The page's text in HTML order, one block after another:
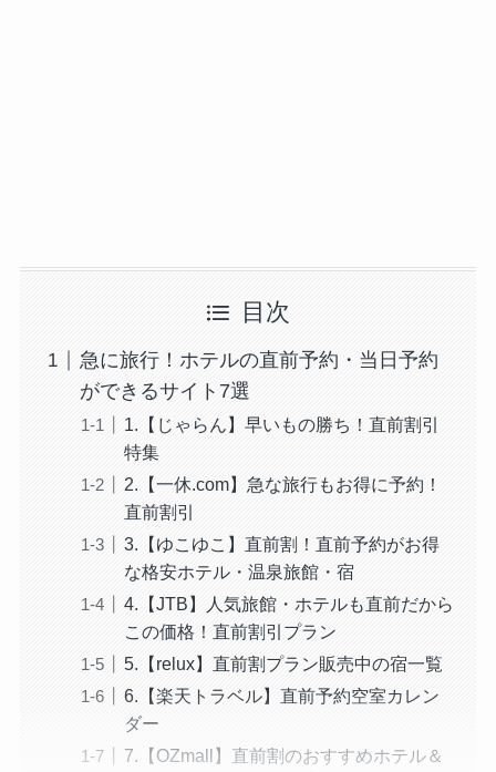
目次
急に旅行！ホテルの直前予約・当日予約
ができるサイト7選
1.【じゃらん】早いもの勝ち！直前割引
特集
2.【一休.com】急な旅行もお得に予約！
直前割引
3.【ゆこゆこ】直前割！直前予約がお得
な格安ホテル・温泉旅館・宿
4.【JTB】人気旅館・ホテルも直前だから
この価格！直前割引プラン
5.【relux】直前割プラン販売中の宿一覧
6.【楽天トラベル】直前予約空室カレン
ダー
7.【OZmall】直前割のおすすめホテル＆